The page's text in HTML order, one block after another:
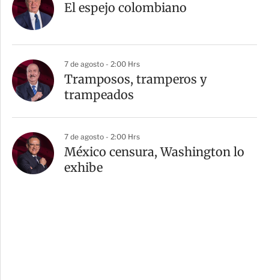
El espejo colombiano
7 de agosto - 2:00 Hrs
Tramposos, tramperos y
trampeados
7 de agosto - 2:00 Hrs
México censura, Washington lo
exhibe